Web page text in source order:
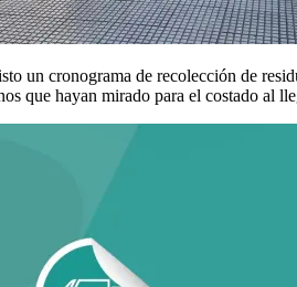
un cronograma de recolección de
que hayan mirado para el costado al